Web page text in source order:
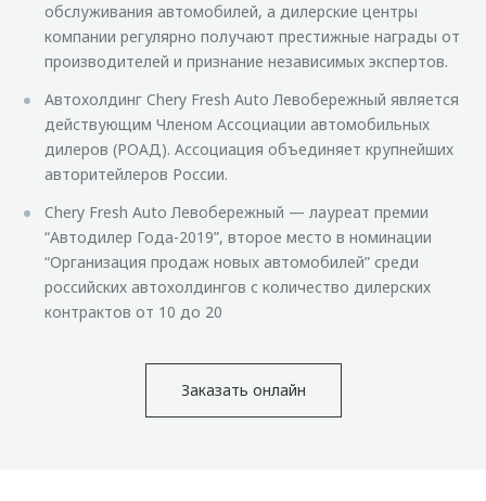
обслуживания автомобилей, а дилерские центры
компании регулярно получают престижные награды от
производителей и признание независимых экспертов.
Автохолдинг Chery Fresh Auto Левобережный является
действующим Членом Ассоциации автомобильных
дилеров (РОАД). Ассоциация объединяет крупнейших
авторитейлеров России.
Chery Fresh Auto Левобережный — лауреат премии
“Автодилер Года-2019”, второе место в номинации
“Организация продаж новых автомобилей” среди
российских автохолдингов с количество дилерских
контрактов от 10 до 20
Заказать онлайн